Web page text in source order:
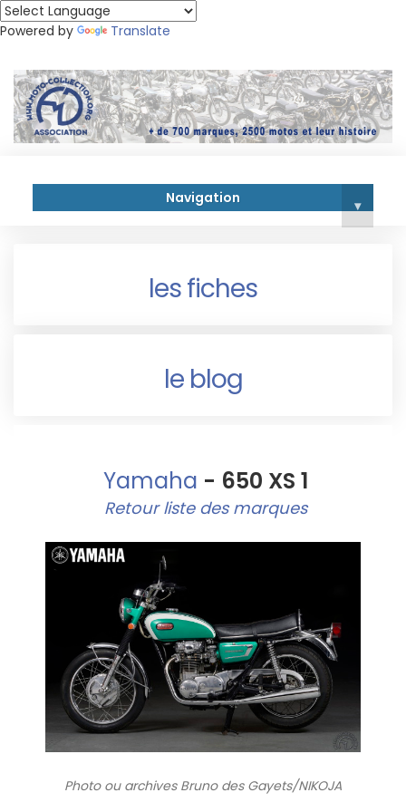
Powered by Translate
Navigation ▾
les fiches
le blog
Yamaha - 650 XS 1
Retour liste des marques
Photo ou archivesBruno des Gayets/NIKOJA